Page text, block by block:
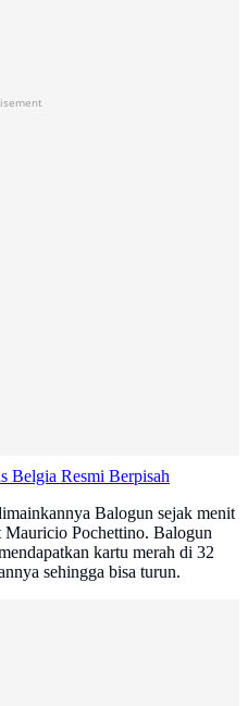
Belgia Resmi Berpisah
Balogun sejak menit
Pochettino. Balogun
kartu merah di 32
sehingga bisa turun.